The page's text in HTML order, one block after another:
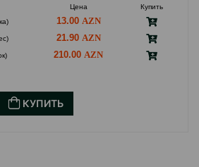
Цена
Купить
13.00
21.90
210.00
КУПИТЬ